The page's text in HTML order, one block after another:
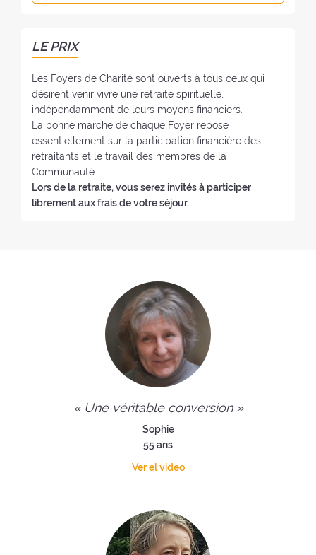
e
o
y
:
:
LE PRIX
Les Foyers de Charité sont ouverts à tous ceux qui
désirent venir vivre une retraite spirituelle,
indépendamment de leurs moyens financiers.
La bonne marche de chaque Foyer repose
essentiellement sur la participation financière des
retraitants et le travail des membres de la
Communauté.
Lors de la retraite, vous serez invités à participer
librement aux frais de votre séjour.
« Une véritable conversion »
Sophie
55 ans
Ver el video